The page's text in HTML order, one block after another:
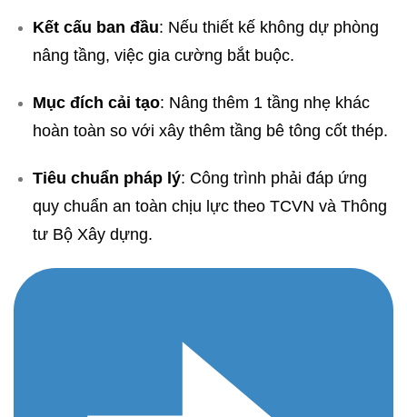
Kết cấu ban đầu: Nếu thiết kế không dự phòng
nâng tầng, việc gia cường bắt buộc.
Mục đích cải tạo: Nâng thêm 1 tầng nhẹ khác
hoàn toàn so với xây thêm tầng bê tông cốt thép.
Tiêu chuẩn pháp lý: Công trình phải đáp ứng
quy chuẩn an toàn chịu lực theo TCVN và Thông
tư Bộ Xây dựng.